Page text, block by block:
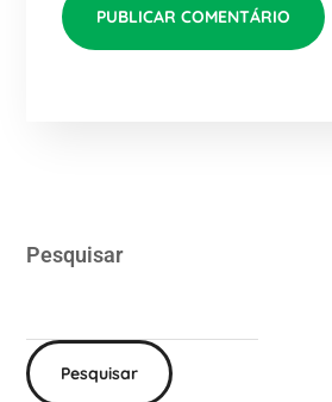
Pesquisar
Pesquisar